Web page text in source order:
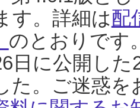
す。詳細は配
のとおりです
日に公開し
た。ご迷惑